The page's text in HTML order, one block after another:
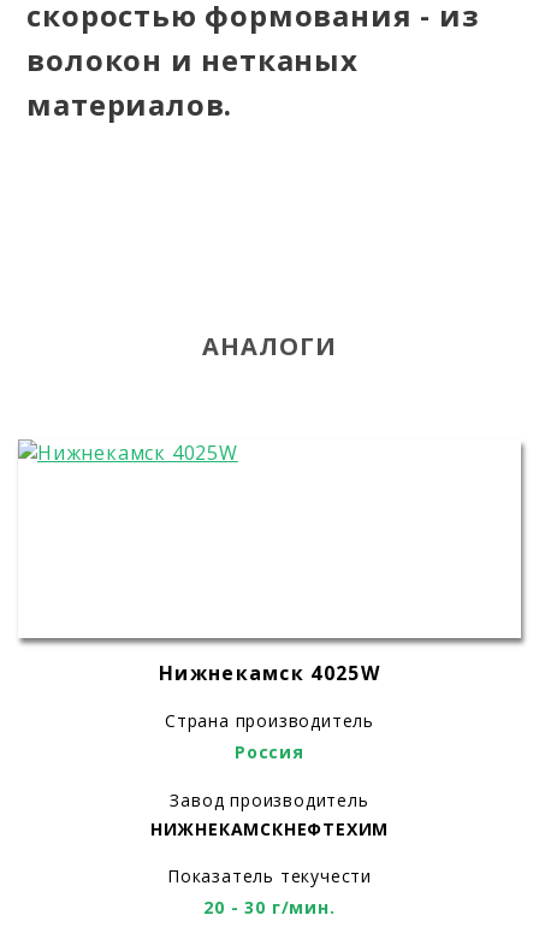
скоростью формования - из
волокон и нетканых
материалов.
АНАЛОГИ
Нижнекамск 4025W
Страна производитель
Россия
Завод производитель
НИЖНЕКАМСКНЕФТЕХИМ
Показатель текучести
20 - 30 г/мин.